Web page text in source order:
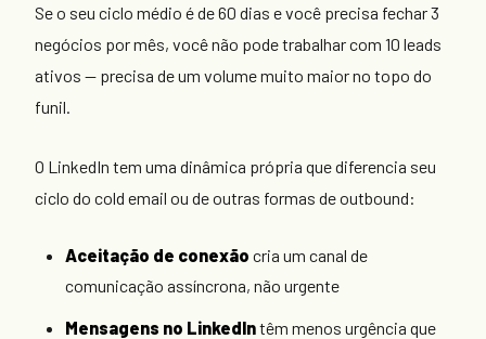
Se o seu ciclo médio é de 60 dias e você precisa fechar 3
negócios por mês, você não pode trabalhar com 10 leads
ativos — precisa de um volume muito maior no topo do
funil.
O LinkedIn tem uma dinâmica própria que diferencia seu
ciclo do cold email ou de outras formas de outbound:
Aceitação de conexão cria um canal de
comunicação assíncrona, não urgente
Mensagens no LinkedIntêm menos urgência que